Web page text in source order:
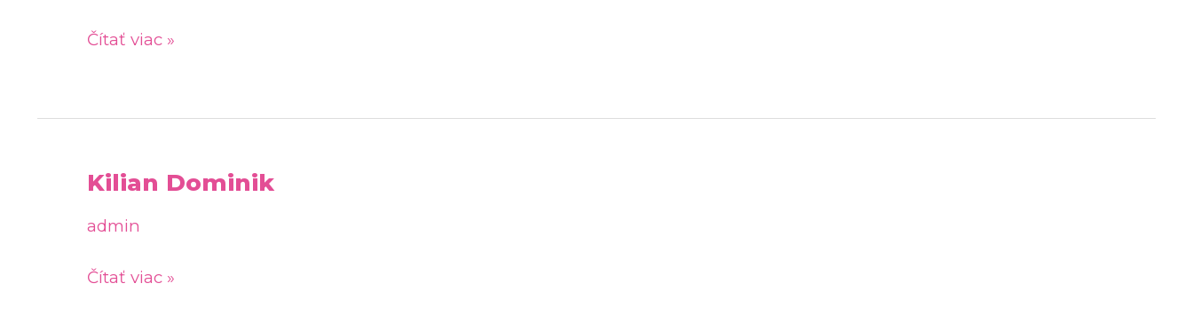
Čítať viac »
Kilian Dominik
admin
Kilian
Čítať viac »